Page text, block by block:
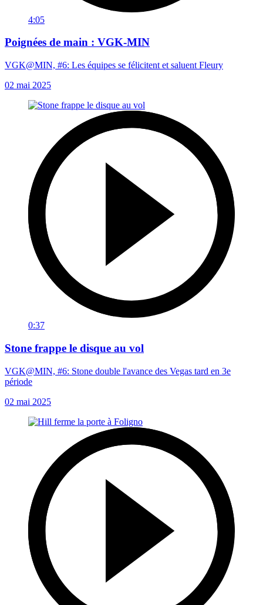
4:05
Poignées de main : VGK-MIN
VGK@MIN, #6: Les équipes se félicitent et saluent Fleury
02 mai 2025
0:37
Stone frappe le disque au vol
VGK@MIN, #6: Stone double l'avance des Vegas tard en 3e
période
02 mai 2025